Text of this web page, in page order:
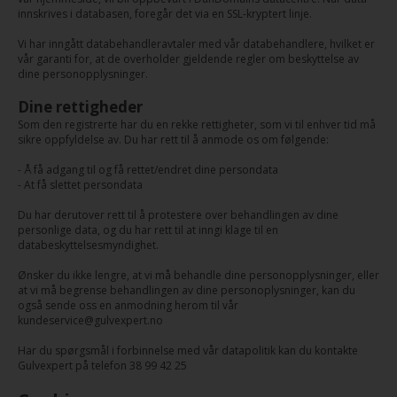
innskrives i databasen, foregår det via en SSL-kryptert linje.
Vi har inngått databehandleravtaler med vår databehandlere, hvilket er
vår garanti for, at de overholder gjeldende regler om beskyttelse av
dine personopplysninger.
Dine rettigheder
Som den registrerte har du en rekke rettigheter, som vi til enhver tid må
sikre oppfyldelse av. Du har rett til å anmode os om følgende:
- Å få adgang til og få rettet/endret dine persondata
- At få slettet persondata
Du har derutover rett til å protestere over behandlingen av dine
personlige data, og du har rett til at inngi klage til en
databeskyttelsesmyndighet.
Ønsker du ikke lengre, at vi må behandle dine personopplysninger, eller
at vi må begrense behandlingen av dine personoplysninger, kan du
også sende oss en anmodning herom til vår
kundeservice@gulvexpert.no
Har du spørgsmål i forbinnelse med vår datapolitik kan du kontakte
Gulvexpert på telefon 38 99 42 25